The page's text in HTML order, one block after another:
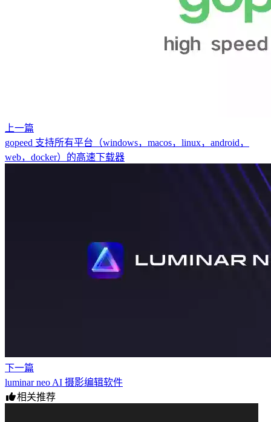
上一篇
gopeed 支持所有平台（windows，macos，linux，android，
web，docker）的高速下载器
下一篇
luminar neo AI 摄影编辑软件
相关推荐